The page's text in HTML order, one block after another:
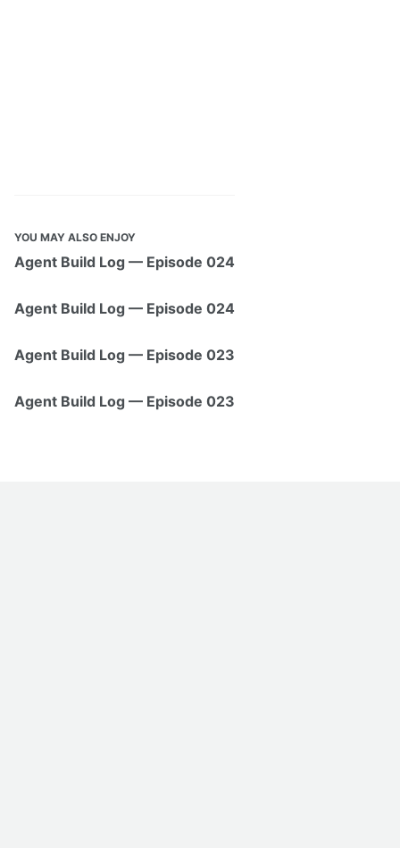
YOU MAY ALSO ENJOY
Agent Build Log — Episode 024
Agent Build Log — Episode 024
Agent Build Log — Episode 023
Agent Build Log — Episode 023